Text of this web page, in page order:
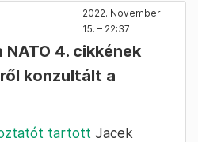
2022. November
15. – 22:37
4. cikkének
konzultált a
tartott Jacek